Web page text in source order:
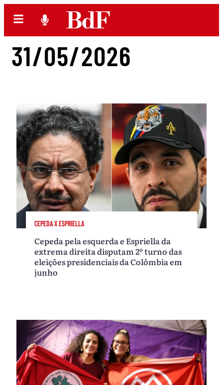
31/05/2026
CEPEDA X ESPRIELLA
Cepeda pela esquerda e Espriella da
extrema direita disputam 2º turno das
eleições presidenciais da Colômbia em
junho